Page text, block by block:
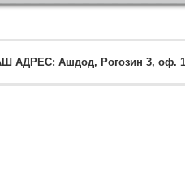
АДРЕС: Ашдод, Рогозин 3, оф. 12,